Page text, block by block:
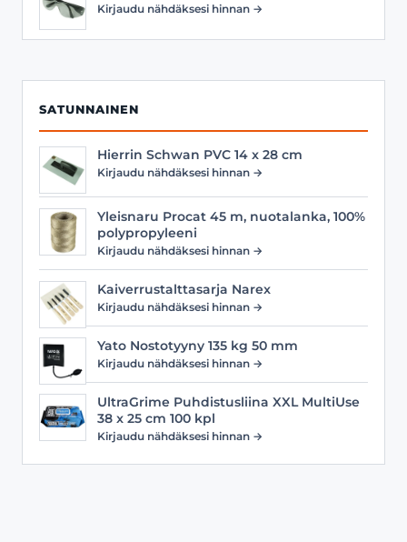
Kirjaudu nähdäksesi hinnan →
SATUNNAINEN
Hierrin Schwan PVC 14 x 28 cm
Kirjaudu nähdäksesi hinnan →
Yleisnaru Procat 45 m, nuotalanka, 100%
polypropyleeni
Kirjaudu nähdäksesi hinnan →
Kaiverrustalttasarja Narex
Kirjaudu nähdäksesi hinnan →
Yato Nostotyyny 135 kg 50 mm
Kirjaudu nähdäksesi hinnan →
UltraGrime Puhdistusliina XXL MultiUse
38 x 25 cm 100 kpl
Kirjaudu nähdäksesi hinnan →